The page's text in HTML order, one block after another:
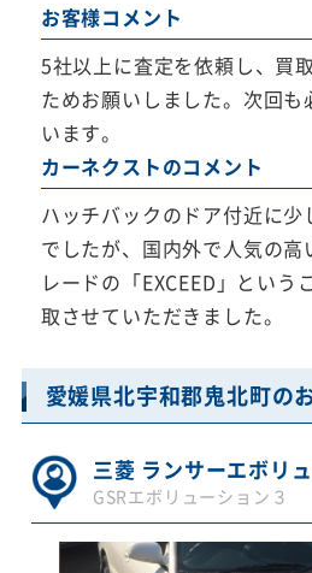
お客様コメント
5社以上に査定を依頼し、買
ためお願いしました。次回
います。
カーネクストのコメント
ハッチバックのドア付近に
でしたが、国内外で人気の
レードの「EXCEED」という
取させていただきました。
愛媛県北宇和郡鬼北町の
三菱 ランサーエボリ
GSRエボリューション３